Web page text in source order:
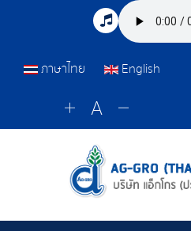
ภาษาไทย English